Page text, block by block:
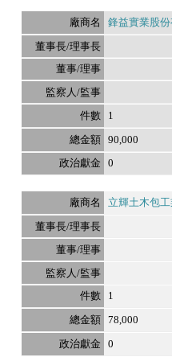
鋒益實業股份
1
90,000
0
立輝土木包
1
78,000
0